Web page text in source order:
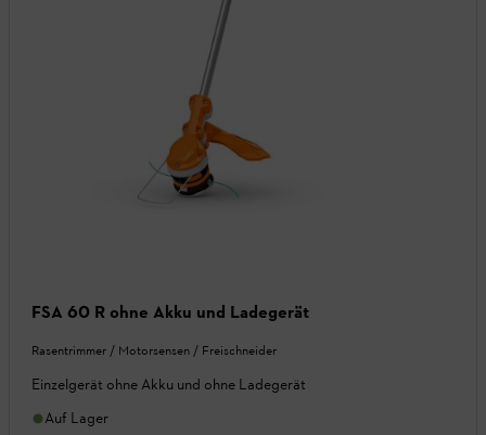
FSA 60 R ohne Akku und Ladegerät
Rasentrimmer / Motorsensen / Freischneider
Einzelgerät ohne Akku und ohne Ladegerät
Auf Lager